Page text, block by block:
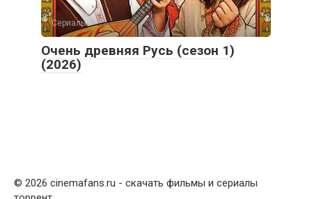
Сериалы
Очень древняя Русь (сезон 1)
(2026)
© 2026 cinemafans ru - скачать фильмы и сериалы